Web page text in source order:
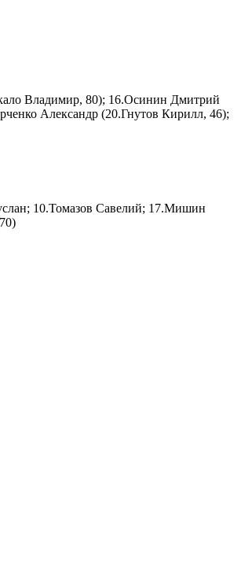
Владимир, 80); 16.Осинин Дмитрий
Александр (20.Гнутов Кирилл, 46);
10.Томазов Савелий; 17.Мишин